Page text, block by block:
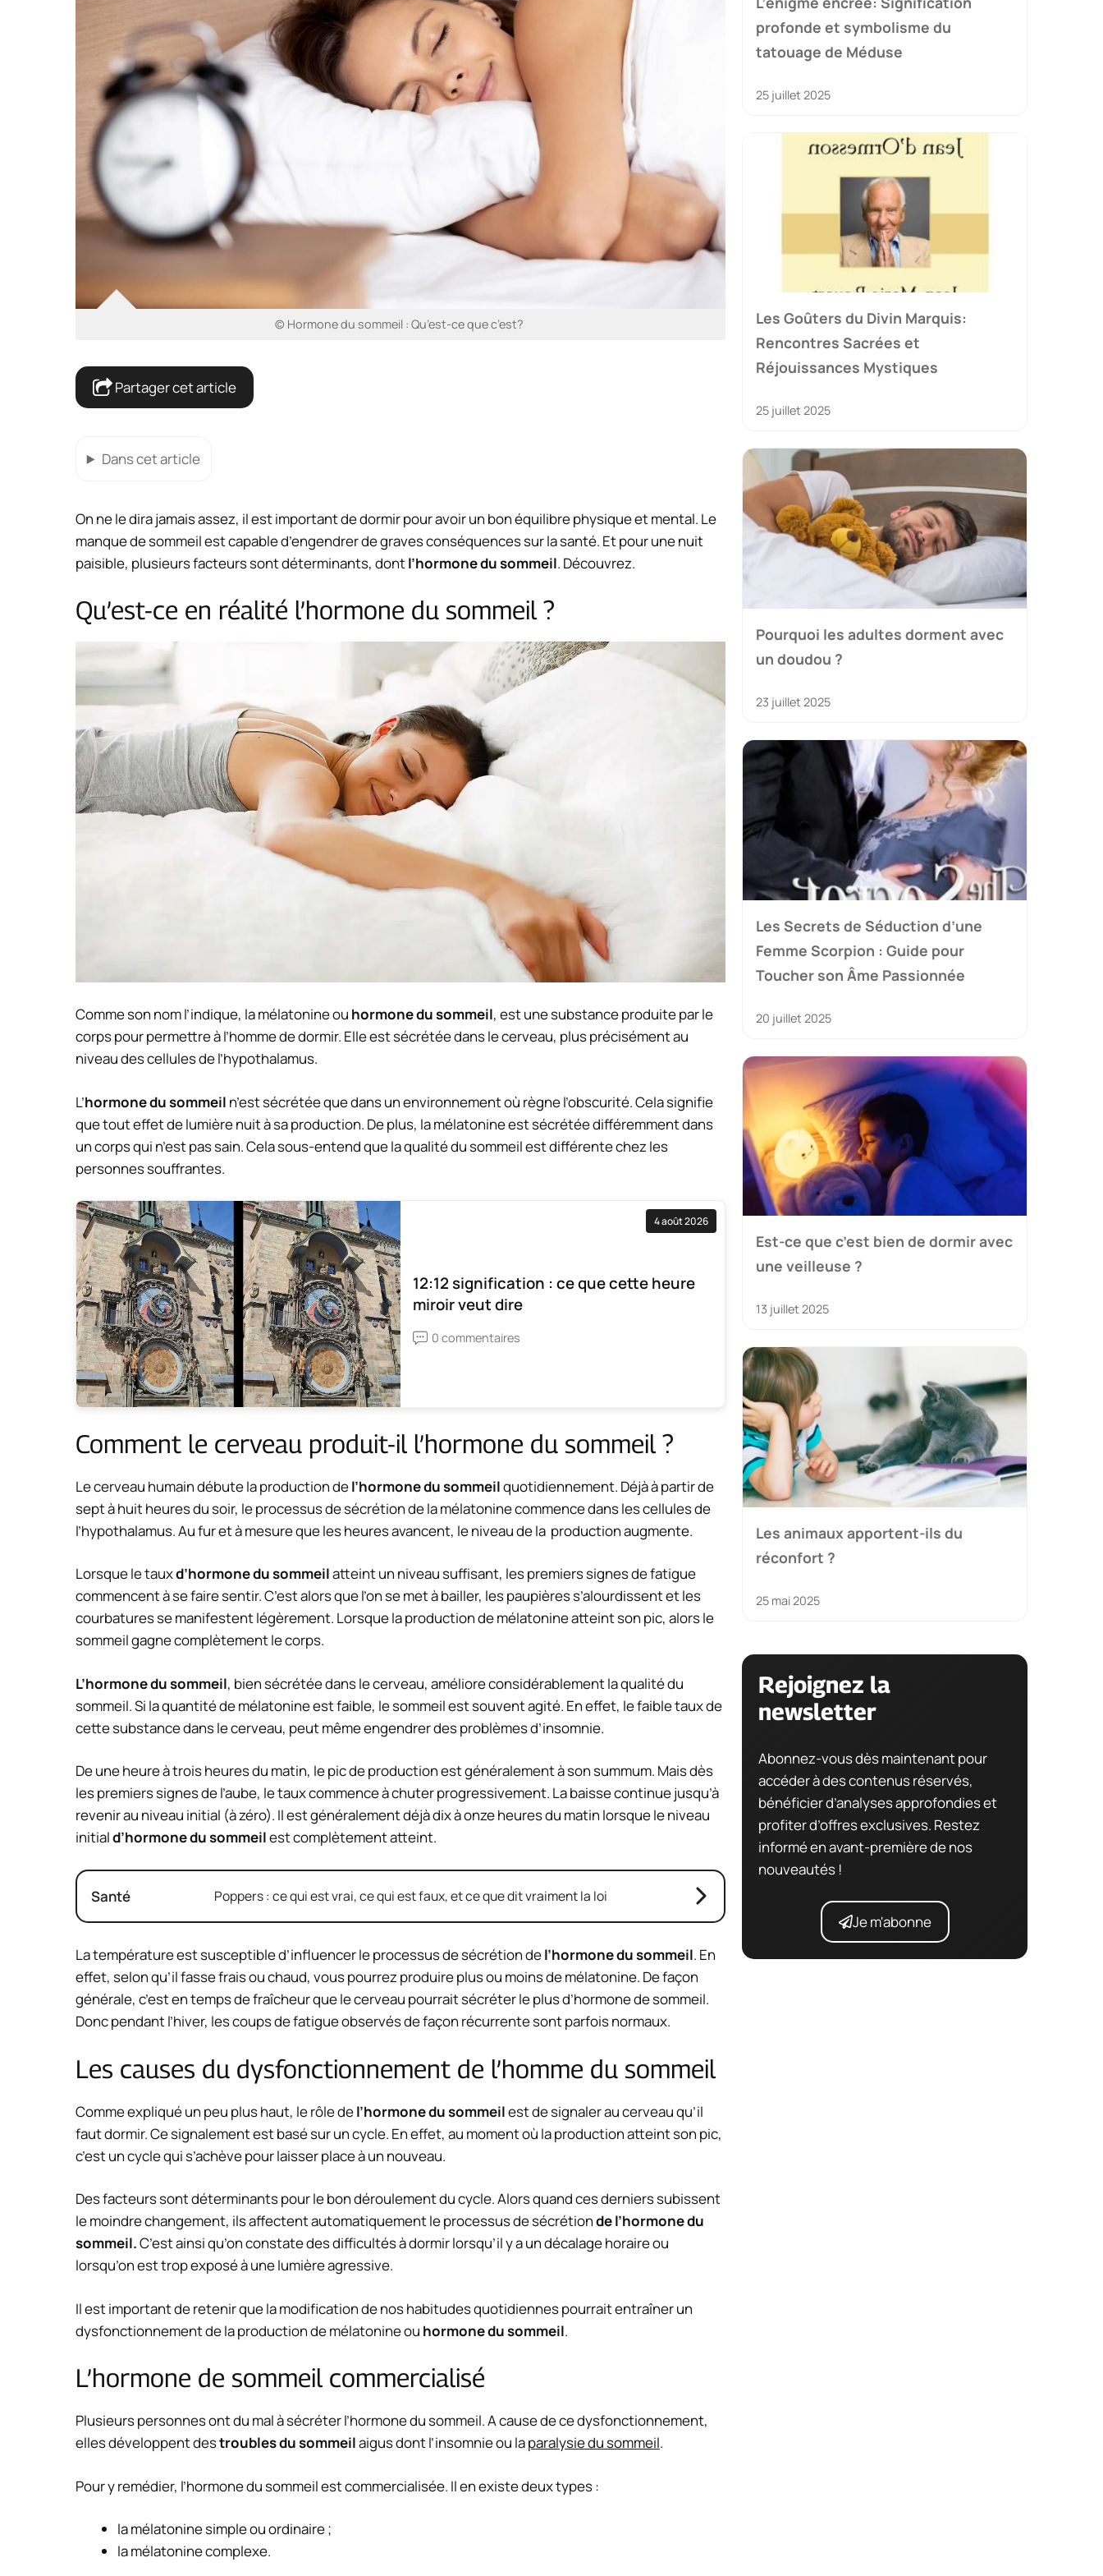
© Hormone du sommeil : Qu’est-ce que c’est?
Partager cet article
Dans cet article
On ne le dira jamais assez, il est important de dormir pour avoir un bon équilibre physique et mental. Le
manque de sommeil est capable d’engendrer de graves conséquences sur la santé. Et pour une nuit
paisible, plusieurs facteurs sont déterminants, dontl’hormone du sommeil. Découvrez.
Qu’est-ce en réalité l’hormone du sommeil ?
Comme son nom l’indique, la mélatonine ou hormone du sommeil, est une substance produite par le
corps pour permettre à l’homme de dormir. Elle est sécrétée dans le cerveau, plus précisément au
niveau des cellules de l’hypothalamus.
L’hormone du sommeil n’est sécrétée que dans un environnement où règne l’obscurité. Cela signifie
que tout effet de lumière nuit à sa production. De plus, la mélatonine est sécrétée différemment dans
un corps qui n’est pas sain. Cela sous-entend que la qualité du sommeil est différente chez les
personnes souffrantes.
4 août 2026
12:12 signification : ce que cette heure
miroir veut dire
0 commentaires
Comment le cerveau produit-il l’hormone du sommeil ?
Le cerveau humain débute la production del’hormone du sommeilquotidiennement. Déjà à partir de
sept à huit heures du soir, le processus de sécrétion de la mélatonine commence dans les cellules de
l’hypothalamus. Au fur et à mesure que les heures avancent, le niveau de la production augmente.
Lorsque le tauxd’hormone du sommeilatteint un niveau suffisant, les premiers signes de fatigue
commencent à se faire sentir. C’est alors que l’on se met à bailler, les paupières s’alourdissent et les
courbatures se manifestent légèrement. Lorsque la production de mélatonine atteint son pic, alors le
sommeil gagne complètement le corps.
L’hormone du sommeil, bien sécrétée dans le cerveau, améliore considérablement la qualité du
sommeil. Si la quantité de mélatonine est faible, le sommeil est souvent agité. En effet, le faible taux de
cette substance dans le cerveau, peut même engendrer des problèmes d’insomnie.
De une heure à trois heures du matin, le pic de production est généralement à son summum. Mais dès
les premiers signes de l’aube, le taux commence à chuter progressivement. La baisse continue jusqu’à
revenir au niveau initial (à zéro). Il est généralement déjà dix à onze heures du matin lorsque le niveau
initiald’hormone du sommeilest complètement atteint.
Santé Poppers : ce qui est vrai, ce qui est faux, et ce que dit vraiment la loi
La température est susceptible d’influencer le processus de sécrétion del’hormone du sommeil. En
effet, selon qu’il fasse frais ou chaud, vous pourrez produire plus ou moins de mélatonine. De façon
générale, c’est en temps de fraîcheur que le cerveau pourrait sécréter le plus d’hormone de sommeil.
Donc pendant l’hiver, les coups de fatigue observés de façon récurrente sont parfois normaux.
Les causes du dysfonctionnement de l’homme du sommeil
Comme expliqué un peu plus haut, le rôle del’hormone du sommeilest de signaler au cerveau qu’il
faut dormir. Ce signalement est basé sur un cycle. En effet, au moment où la production atteint son pic,
c’est un cycle qui s’achève pour laisser place à un nouveau.
Des facteurs sont déterminants pour le bon déroulement du cycle. Alors quand ces derniers subissent
le moindre changement, ils affectent automatiquement le processus de sécrétionde l’hormone du
sommeil.C’est ainsi qu’on constate des difficultés à dormir lorsqu’il y a un décalage horaire ou
lorsqu’on est trop exposé à une lumière agressive.
Il est important de retenir que la modification de nos habitudes quotidiennes pourrait entraîner un
dysfonctionnement de la production de mélatonine ou hormone du sommeil.
L’hormone de sommeil commercialisé
Plusieurs personnes ont du mal à sécréter l’hormone du sommeil. A cause de ce dysfonctionnement,
elles développent destroubles du sommeilaigus dont l’insomnie ou laparalysie du sommeil.
Pour y remédier, l’hormone du sommeil est commercialisée. Il en existe deux types :
la mélatonine simple ou ordinaire ;
la mélatonine complexe.
profonde et symbolisme du
tatouage de Méduse
25 juillet 2025
Les Goûters du Divin Marquis:
Rencontres Sacrées et
Réjouissances Mystiques
25 juillet 2025
Pourquoi les adultes dorment avec
un doudou ?
23 juillet 2025
Les Secrets de Séduction d’une
Femme Scorpion : Guide pour
Toucher son Âme Passionnée
20 juillet 2025
Est-ce que c’est bien de dormir avec
une veilleuse ?
13 juillet 2025
Les animaux apportent-ils du
réconfort ?
25 mai 2025
Rejoignez la
newsletter
Abonnez-vous dès maintenant pour
accéder à des contenus réservés,
bénéficier d’analyses approfondies et
profiter d’offres exclusives. Restez
informé en avant-première de nos
nouveautés !
Je m'abonne